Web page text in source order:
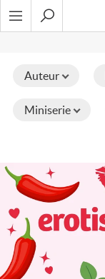
Ga
naar
Auteur
Miniserie